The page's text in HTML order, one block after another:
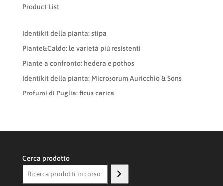
Product List
Identikit della pianta: stipa
Piante&Caldo: le varietà più resistenti
Piante a confronto: hedera e pothos
Identikit della pianta: Microsorum Auricchio & Sons
Profumi di Puglia: ficus carica
Cerca prodotto